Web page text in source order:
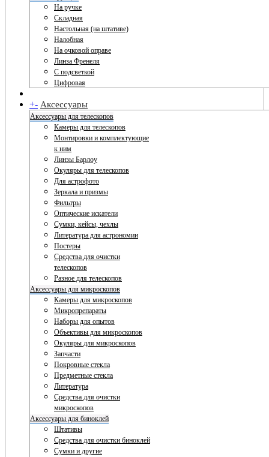
На ручке
Складная
Настольная (на штативе)
Налобная
На очковой оправе
Линза Френеля
С подсветкой
Цифровая
+- Аксессуары
Аксессуары для телескопов
Камеры для телескопов
Монтировки и комплектующие
к ним
Линзы Барлоу
Окуляры для телескопов
Для астрофото
Зеркала и призмы
Фильтры
Оптические искатели
Сумки, кейсы, чехлы
Литература для астрономии
Постеры
Средства для очистки
телескопов
Разное для телескопов
Аксессуары для микроскопов
Камеры для микроскопов
Микропрепараты
Наборы для опытов
Объективы для микроскопов
Окуляры для микроскопов
Запчасти
Покровные стекла
Предметные стекла
Литература
Средства для очистки
микроскопов
Аксессуары для биноклей
Штативы
Средства для очистки биноклей
Сумки и другие